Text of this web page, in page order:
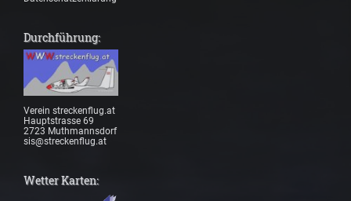
Durchführung:
Verein streckenflug.at
Hauptstrasse 69
2723 Muthmannsdorf
sis@streckenflug.at
Wetter Karten: